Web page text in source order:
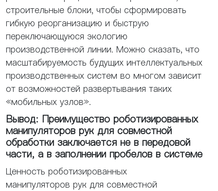
строительные блоки, чтобы сформировать
гибкую реорганизацию и быструю
переключающуюся экологию
производственной линии. Можно сказать, что
масштабируемость будущих интеллектуальных
производственных систем во многом зависит
от возможностей развертывания таких
«мобильных узлов».
Вывод: Преимущество роботизированных
манипуляторов рук для совместной
обработки заключается не в передовой
части, а в заполнении пробелов в системе
Ценность роботизированных
манипуляторов рук для совместной